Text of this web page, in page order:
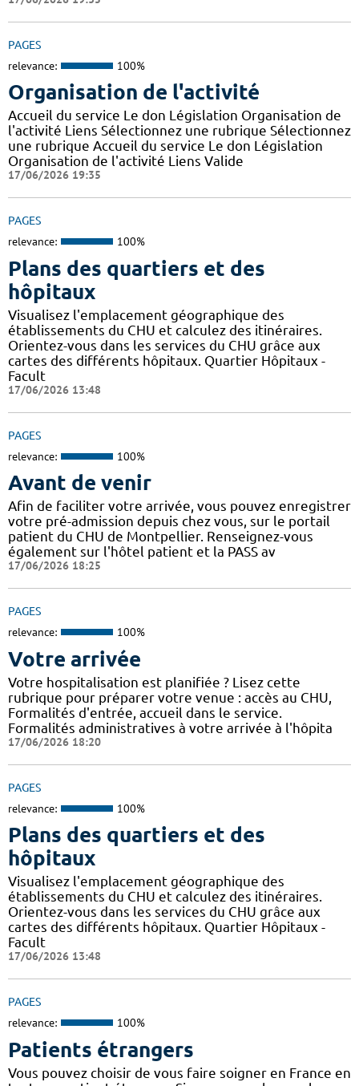
PAGES
relevance: 100%
Organisation de l'activité
Accueil du service Le don Législation Organisation de
l'activité Liens Sélectionnez une rubrique Sélectionnez
une rubrique Accueil du service Le don Législation
Organisation de l'activité Liens Valide
17/06/2026 19:35
PAGES
relevance: 100%
Plans des quartiers et des
hôpitaux
Visualisez l'emplacement géographique des
établissements du CHU et calculez des itinéraires.
Orientez-vous dans les services du CHU grâce aux
cartes des différents hôpitaux. Quartier Hôpitaux -
Facult
17/06/2026 13:48
PAGES
relevance: 100%
Avant de venir
Afin de faciliter votre arrivée, vous pouvez enregistrer
votre pré-admission depuis chez vous, sur le portail
patient du CHU de Montpellier. Renseignez-vous
également sur l'hôtel patient et la PASS av
17/06/2026 18:25
PAGES
relevance: 100%
Votre arrivée
Votre hospitalisation est planifiée ? Lisez cette
rubrique pour préparer votre venue : accès au CHU,
Formalités d'entrée, accueil dans le service.
Formalités administratives à votre arrivée à l'hôpita
17/06/2026 18:20
PAGES
relevance: 100%
Plans des quartiers et des
hôpitaux
Visualisez l'emplacement géographique des
établissements du CHU et calculez des itinéraires.
Orientez-vous dans les services du CHU grâce aux
cartes des différents hôpitaux. Quartier Hôpitaux -
Facult
17/06/2026 13:48
PAGES
relevance: 100%
Patients étrangers
Vous pouvez choisir de vous faire soigner en France en